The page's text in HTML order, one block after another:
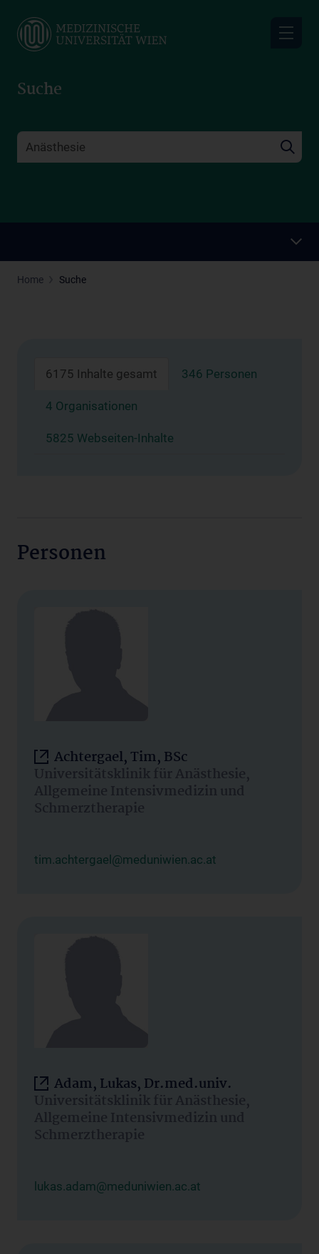
main
Suche
Home Suche
6175 Inhalte gesamt 346 Personen
4 Organisationen
5825 Webseiten-Inhalte
Personen
Achtergael, Tim, BSc
Universitätsklinik für Anästhesie,
Allgemeine Intensivmedizin und
Schmerztherapie
tim.achtergael@meduniwien.ac.at
Adam, Lukas, Dr.med.univ.
Universitätsklinik für Anästhesie,
Allgemeine Intensivmedizin und
Schmerztherapie
lukas.adam@meduniwien.ac.at